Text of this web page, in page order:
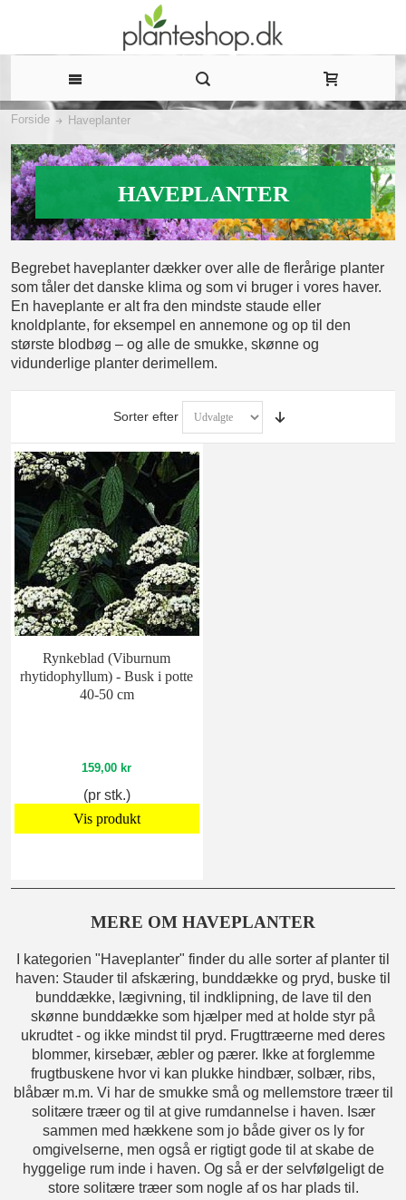
Forside Haveplanter
HAVEPLANTER
Begrebet haveplanter dækker over alle de flerårige planter
som tåler det danske klima og som vi bruger i vores haver.
En haveplante er alt fra den mindste staude eller
knoldplante, for eksempel en annemone og op til den
største blodbøg – og alle de smukke, skønne og
vidunderlige planter derimellem.
Sorter efter
Rynkeblad (Viburnum
rhytidophyllum) - Busk i potte
40-50 cm
159,00 kr
(pr stk.)
Vis produkt
MERE OM HAVEPLANTER
I kategorien "Haveplanter" finder du alle sorter af planter til
haven: Stauder til afskæring, bunddække og pryd, buske til
bunddække, lægivning, til indklipning, de lave til den
skønne bunddække som hjælper med at holde styr på
ukrudtet - og ikke mindst til pryd. Frugttræerne med deres
blommer, kirsebær, æbler og pærer. Ikke at forglemme
frugtbuskene hvor vi kan plukke hindbær, solbær, ribs,
blåbær m.m. Vi har de smukke små og mellemstore træer til
solitære træer og til at give rumdannelse i haven. Især
sammen med hækkene som jo både giver os ly for
omgivelserne, men også er rigtigt gode til at skabe de
hyggelige rum inde i haven. Og så er der selvfølgeligt de
store solitære træer som nogle af os har plads til.